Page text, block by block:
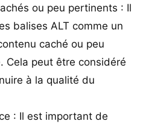
ou peu pertinents : Il
balises ALT comme un
caché ou peu
Cela peut être considéré
à la qualité du
: Il est important de